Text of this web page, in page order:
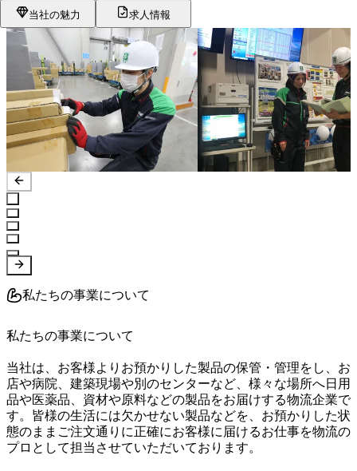
当社の魅力 求人情報
私たちの事業について
私たちの事業について
当社は、お客様よりお預かりした製品の保管・管理をし、お
店や病院、建築現場や別のセンターなど、様々な場所へ日用
品や医薬品、資材や原料などの製品をお届けする物流企業で
す。皆様の生活には欠かせない製品などを、お預かりした状
態のままご注文通りに正確にお客様に届けるお仕事を物流の